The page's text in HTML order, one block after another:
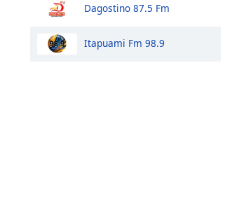
Dagostino 87.5 Fm
Itapuami Fm 98.9